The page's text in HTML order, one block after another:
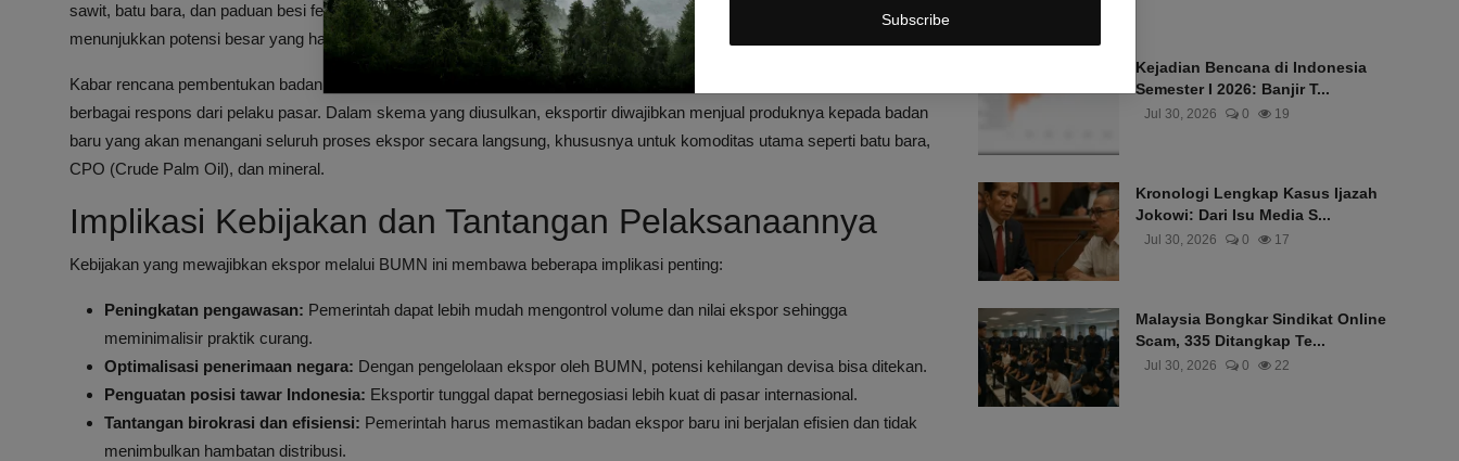
Subscribe
sawit, batu bara, dan paduan besi ferro alloy mencapai sekitarUS$65 miliar atau setara dengan
. Angka ini
menunjukkan potensi besar yang harus dikelola dengan baik demi meningkatkan penerimaan negara.
Kabar rencana pembentukan badan ekspor khusus ini sudah beredar sejak awal pekan, menimbulkan antisipasi dan
berbagai respons dari pelaku pasar. Dalam skema yang diusulkan, eksportir diwajibkan menjual produknya kepada badan
baru yang akan menangani seluruh proses ekspor secara langsung, khususnya untuk komoditas utama seperti batu bara,
CPO (Crude Palm Oil), dan mineral.
Implikasi Kebijakan dan Tantangan Pelaksanaannya
Kebijakan yang mewajibkan ekspor melalui BUMN ini membawa beberapa implikasi penting:
Peningkatan pengawasan: Pemerintah dapat lebih mudah mengontrol volume dan nilai ekspor sehingga
meminimalisir praktik curang.
Optimalisasi penerimaan negara: Dengan pengelolaan ekspor oleh BUMN, potensi kehilangan devisa bisa ditekan.
Penguatan posisi tawar Indonesia: Eksportir tunggal dapat bernegosiasi lebih kuat di pasar internasional.
Tantangan birokrasi dan efisiensi: Pemerintah harus memastikan badan ekspor baru ini berjalan efisien dan tidak
menimbulkan hambatan distribusi.
Kejadian Bencana di Indonesia
Semester I 2026: Banjir T...
Jul 30, 2026 0 19
Kronologi Lengkap Kasus Ijazah
Jokowi: Dari Isu Media S...
Jul 30, 2026 0 17
Malaysia Bongkar Sindikat Online
Scam, 335 Ditangkap Te...
Jul 30, 2026 0 22